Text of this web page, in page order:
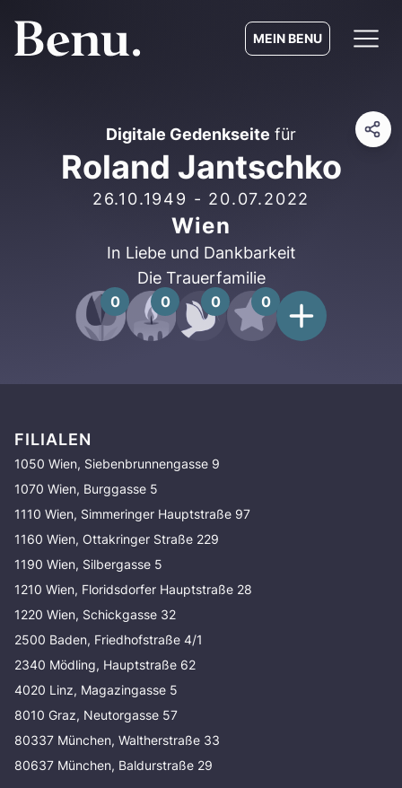
MEIN BENU
Digitale Gedenkseite für
Roland Jantschko
26.10.1949 - 20.07.2022
Wien
In Liebe und Dankbarkeit
Die Trauerfamilie
0 0 0 0
FILIALEN
1050 Wien, Siebenbrunnengasse 9
1070 Wien, Burggasse 5
1110 Wien, Simmeringer Hauptstraße 97
1160 Wien, Ottakringer Straße 229
1190 Wien, Silbergasse 5
1210 Wien, Floridsdorfer Hauptstraße 28
1220 Wien, Schickgasse 32
2500 Baden, Friedhofstraße 4/1
2340 Mödling, Hauptstraße 62
4020 Linz, Magazingasse 5
8010 Graz, Neutorgasse 57
80337 München, Waltherstraße 33
80637 München, Baldurstraße 29